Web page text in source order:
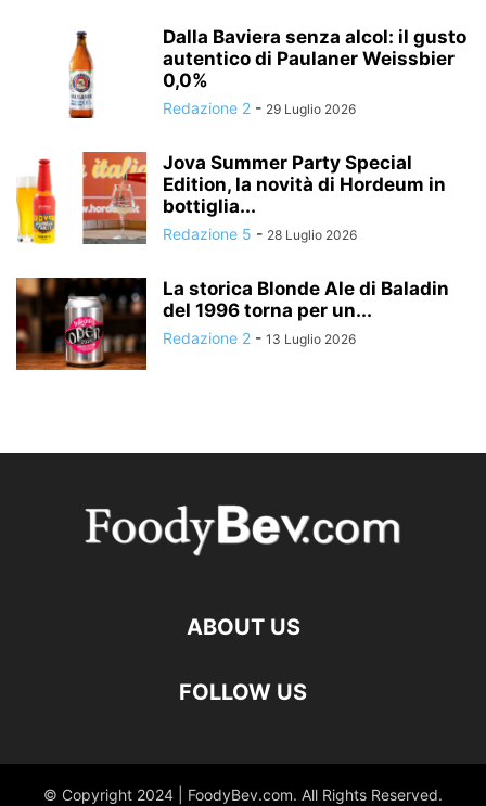
Dalla Baviera senza alcol: il gusto
autentico di Paulaner Weissbier
0,0%
Redazione 2 - 29 Luglio 2026
Jova Summer Party Special
Edition, la novità di Hordeum in
bottiglia...
Redazione 5 - 28 Luglio 2026
La storica Blonde Ale di Baladin
del 1996 torna per un...
Redazione 2 - 13 Luglio 2026
ABOUT US
FOLLOW US
© Copyright 2024 | FoodyBev.com. All Rights Reserved.